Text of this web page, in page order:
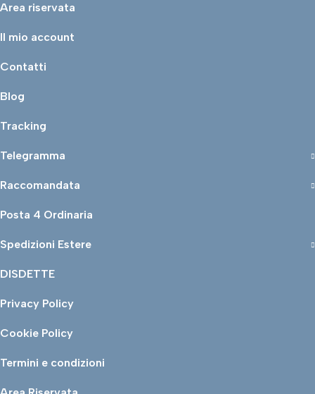
Area riservata
Il mio account
Contatti
Blog
Tracking
Telegramma
Raccomandata
Posta 4 Ordinaria
Spedizioni Estere
DISDETTE
Privacy Policy
Cookie Policy
Termini e condizioni